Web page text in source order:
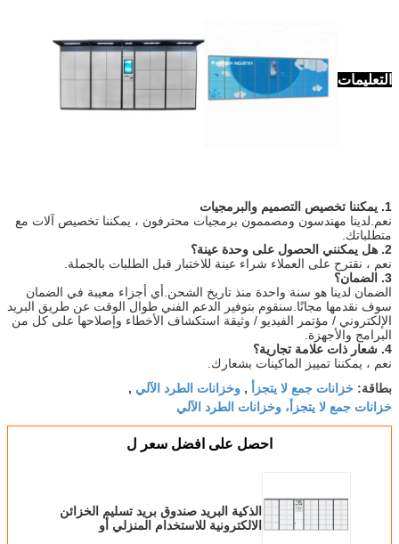
التعليمات
1. يمكننا تخصيص التصميم والبرمجيات
نعم.لدينا مهندسون ومصممون برمجيات محترفون ، يمكننا تخصيص آلات مع
متطلباتك.
2. هل يمكنني الحصول على وحدة عينة؟
نعم ، نقترح على العملاء شراء عينة للاختبار قبل الطلبات بالجملة.
3. الضمان؟
الضمان لدينا هو سنة واحدة منذ تاريخ الشحن.أي أجزاء معيبة في الضمان
سوف نقدمها مجانًا.سنقوم بتوفير الدعم الفني طوال الوقت عن طريق البريد
الإلكتروني / مؤتمر الفيديو / وثيقة استكشاف الأخطاء وإصلاحها على كل من
البرامج والأجهزة.
4. شعار ذات علامة تجارية؟
نعم ، يمكننا تمييز الماكينات بشعارك.
بطاقة: خزانات جمع لا يتجزأ , وخزانات الطرد الآلي ,
خزانات جمع لا يتجزأ، وخزانات الطرد الآلي
احصل على افضل سعر ل
الذكية البريد صندوق بريد تسليم الخزائن
الالكترونية للاستخدام المنزلي أو